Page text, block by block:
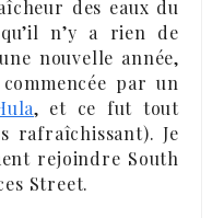
des eaux du
n’y a rien de
nouvelle année,
par un
, et ce fut tout
rafraîchissant). Je
rejoindre South
Street.